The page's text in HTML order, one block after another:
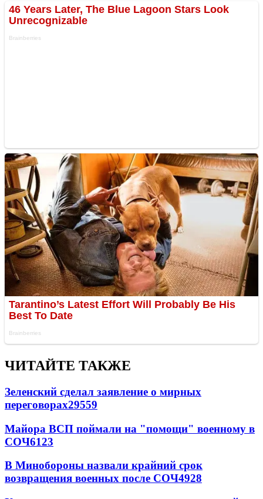
ЧИТАЙТЕ ТАКЖЕ
Зеленский сделал заявление о мирных
переговорах29559
Майора ВСП поймали на "помощи" военному в
СОЧ6123
В Минобороны назвали крайний срок
возвращения военных после СОЧ4928